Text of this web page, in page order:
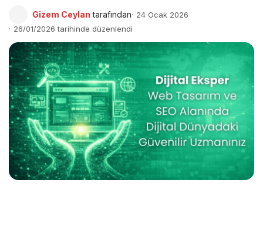
Gizem Ceylan tarafından
24 Ocak 2026
26/01/2026 tarihinde düzenlendi